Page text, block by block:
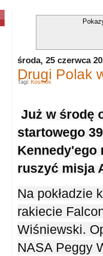
środa, 25 czerwca
Drugi Polak
Już w środę
startowego
Kennedy'ego
ruszyć misja
Na pokładzie
rakiecie
Wiśniewski.
NASA Peggy
Tagi: Kosmos